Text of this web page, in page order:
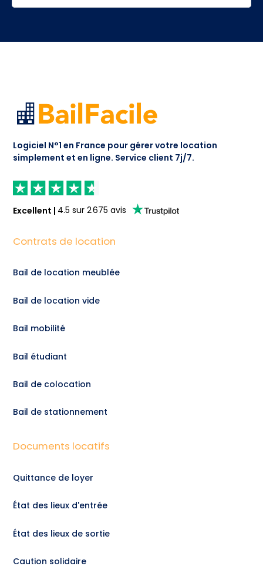
Logiciel N°1 en France pour gérer votre location
simplement et en ligne. Service client 7j/7.
Excellent | 4.5 sur2 675 avis
Contrats de location
Bail de location meublée
Bail de location vide
Bail mobilité
Bail étudiant
Bail de colocation
Bail de stationnement
Documents locatifs
Quittance de loyer
État des lieux d'entrée
État des lieux de sortie
Caution solidaire